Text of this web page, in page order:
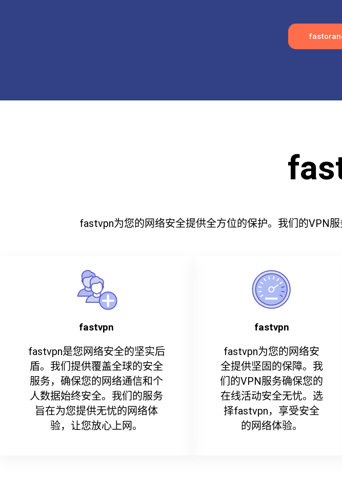
fastvpn为您的网络安全提供全方位的保护。我们的VPN
fastvpn
fastvpn是您网络安全的坚实后
盾。我们提供覆盖全球的安全
服务，确保您的网络通信和个
人数据始终安全。我们的服务
旨在为您提供无忧的网络体
验，让您放心上网。
fastvpn
fastvpn为您的网络安
全提供坚固的保障。我
们的VPN服务确保您的
在线活动安全无忧。选
择fastvpn，享受安全
的网络体验。